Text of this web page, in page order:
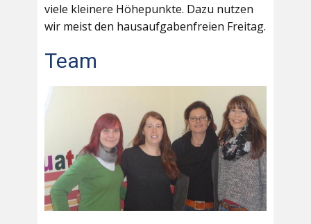
viele kleinere Höhepunkte. Dazu nutzen
wir meist den hausaufgabenfreien Freitag.
Team